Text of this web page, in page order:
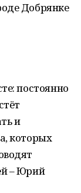
Добрянке
постоянно
и
которых
– Юрий